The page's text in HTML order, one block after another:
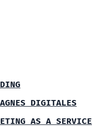
DIGITALES
AS A SERVICE